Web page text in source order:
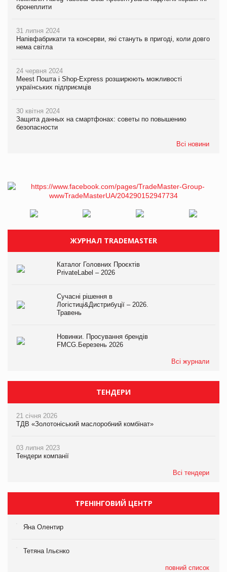
бронеплити
31 липня 2024
Напівфабрикати та консерви, які стануть в пригоді, коли довго
нема світла
24 червня 2024
Meest Пошта і Shop-Express розширюють можливості
українських підприємців
30 квітня 2024
Защита данных на смартфонах: советы по повышению
безопасности
Всі новини
ЖУРНАЛ TRADEMASTER
Каталог Головних Проєктів
PrivateLabel – 2026
Сучасні рішення в
Логістиці&Дистрибуції – 2026.
Травень
Новинки. Просування брендів
FMCG.Березень 2026
Всі журнали
ТЕНДЕРИ
21 січня 2026
ТДВ «Золотоніський маслоробний комбінат»
03 липня 2023
Тендери компанії
Всі тендери
ТРЕНІНГОВИЙ ЦЕНТР
Яна Олентир
Тетяна Ільєнко
повний список